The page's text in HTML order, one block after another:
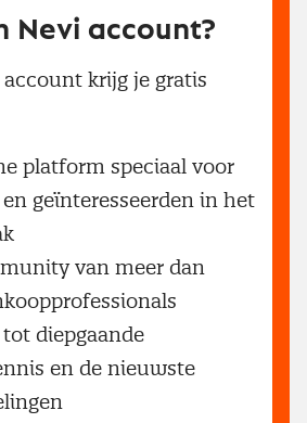
Nevi account?
krijg je gratis
platform speciaal voor
geïnteresseerden in het
van meer dan
diepgaande
en de nieuwste